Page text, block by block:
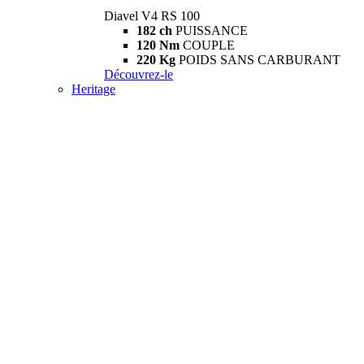
Diavel V4 RS 100
182 ch PUISSANCE
120 Nm COUPLE
220 Kg POIDS SANS CARBURANT
Découvrez-le
Heritage